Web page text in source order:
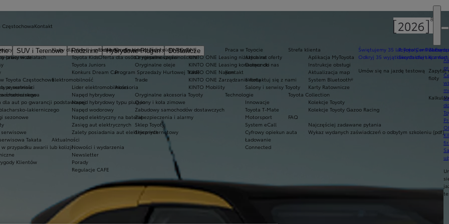
SUV i Terenowe Rodzinne Hybrydowe Plug-in
Dostawcze
Ekobonus dla hybryd Toyoty
Oferta dla osób z niepełnosprawnościami
Świętujemy 35 lat Toyoty w Polsce
Odkryj 35 wyjątkowych ofert
Umów się na jazdę testową
Kluby dla dzieci i młodzieży
Toyota Kids
Toyota Juniors
Konkurs Dream Car
Elektromobilność
Lider elektromobilności
Napęd hybrydowy
Napęd hybrydowy typu plug-in
Napęd wodorowy
Napęd elektryczny na baterię
Zasięg aut elektrycznych
Zalety posiadania aut elektrycznych
Aktualności
Nowości i wydarzenia
Newsletter
Porady
Regulacje CAFE
Praca w Toyocie
Aktualne oferty
Dołącz do nas
Kontakt
Skontaktuj się z nami
Salony i serwisy Toyoty
Technologie
Innowacje
Toyota T-Mate
Motorsport
System eCall
Cyfrowy opiekun auta
Ładowanie
Connected
Toyota Central
Skontaktuj się z
KINTO ONE
KINTO ONE Leasing niższych rat
KINTO ONE Leasing konsumencki
KINTO ONE Najem
KINTO ONE Zarządzanie flotą
KINTO Mobility
Komfort
Zapytaj
floty
lakiernicze
w serwisie
dla aut po gwarancji podstawowej
lakierniczego
sezonowe
serwisowe
Takata
w przypadku awarii lub kolizji
Klientów
Oryginalne części i oleje Toyoty
Oryginalne części
Oryginalne oleje
Program Sprzedaży Hurtowej Trade
Trade
Akcesoria
Oryginalne akcesoria Toyoty
Opony i koła zimowe
Zabudowy samochodów dostawczych
Zabezpieczenia i alarmy
Sklep Toyoty
Sklep internetowy
Strefa klienta
Aplikacja MyToyota
Instrukcje obsługi
Aktualizacja map
System Bluetooth®
Karty Ratownicze
Toyota Collection
Kolekcje Toyoty
Kolekcje Toyoty Gazoo Racing
FAQ
Najczęściej zadawane pytania
Wykaz wydanych zaświadczeń o odbytym szkoleniu (pdf)
Częstochowa
pracy w działach
Toyota Częstochowa
prywatności
środowiskowa
Kontakt